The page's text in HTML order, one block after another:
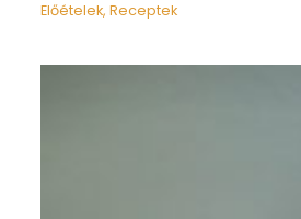
Előételek, Receptek